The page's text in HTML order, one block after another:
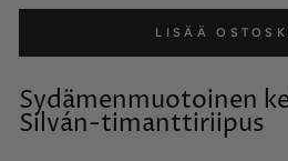
LISÄÄ
Sydämenmuotoinen
Silván-timanttiriipus